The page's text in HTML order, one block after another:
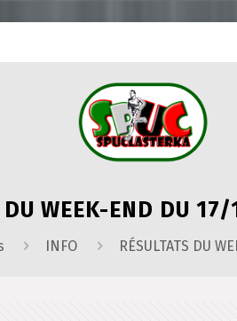
DU WEEK-END DU
INFO RÉSULTATS DU